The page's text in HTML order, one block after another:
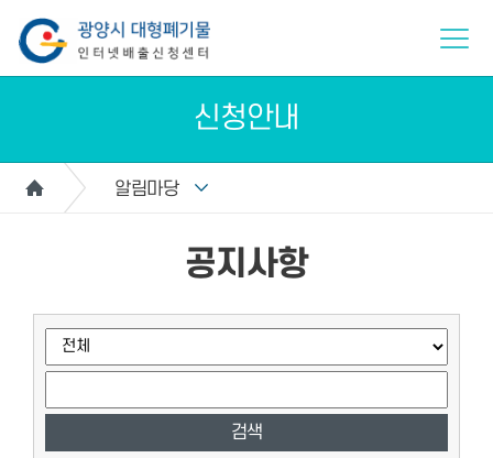
신청안내
알림마당
공지사항